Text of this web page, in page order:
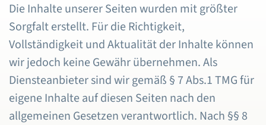
Die Inhalte unserer Seiten wurden mit größter
Sorgfalt erstellt. Für die Richtigkeit,
Vollständigkeit und Aktualität der Inhalte können
wir jedoch keine Gewähr übernehmen. Als
Diensteanbieter sind wir gemäß § 7 Abs.1 TMG für
eigene Inhalte auf diesen Seiten nach den
allgemeinen Gesetzen verantwortlich. Nach §§ 8